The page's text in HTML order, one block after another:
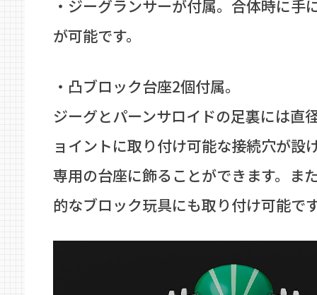
・ジーグランサーが付属。合体時に手
が可能です。
・凸ブロック台座2個付属。
ジーグとパーンサロイドの足裏には直
ョイントに取り付け可能な接続穴が設
専用の台座に飾ることができます。ま
的なブロック玩具にも取り付け可能で